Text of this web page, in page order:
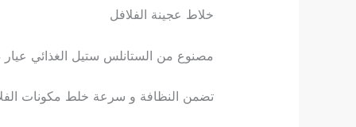
خلاط عجينة الفلافل
مصنوع من الستانلس ستيل الغذائي عيار 304
تضمن النظافة و سرعة خلط مكونات